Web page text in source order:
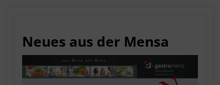
Neues aus der Mensa